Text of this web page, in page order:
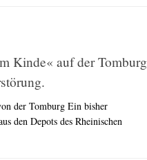
Kinde« auf der Tomburg
der Tomburg Ein bisher
den Depots des Rheinischen